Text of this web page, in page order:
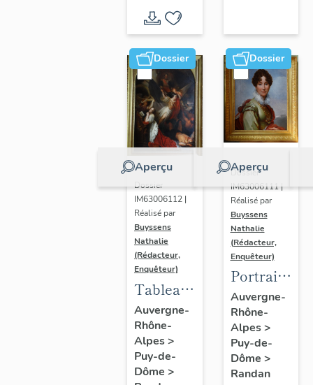
Dossier
Aperçu
Dossier
IM63006112 |
Réalisé par
Buyssens
Nathalie
(Rédacteur,
Enquêteur)
Tableau
d'Eugène
Romain
Van
Maldeghem
Auvergne-
Rhône-
Alpes>
Puy-de-
Dôme >
Dossier
Aperçu
Dossier
IM63006111 |
Réalisé par
Buyssens
Nathalie
(Rédacteur,
Enquêteur)
Portrait
d'Adélaïde
d'Orléans,
d'après
François
Gérard
Auvergne-
Rhône-
Alpes>
Puy-de-
Dôme >
Randan